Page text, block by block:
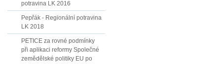
potravina LK 2016
Pepřák - Regionální potravina
LK 2018
PETICE za rovné podmínky
při aplikaci reformy Společné
zemědělské politiky EU po